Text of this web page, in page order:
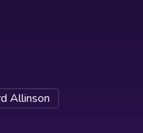
Allinson